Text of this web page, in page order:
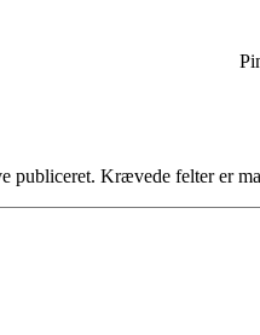
publiceret. Krævede felter er